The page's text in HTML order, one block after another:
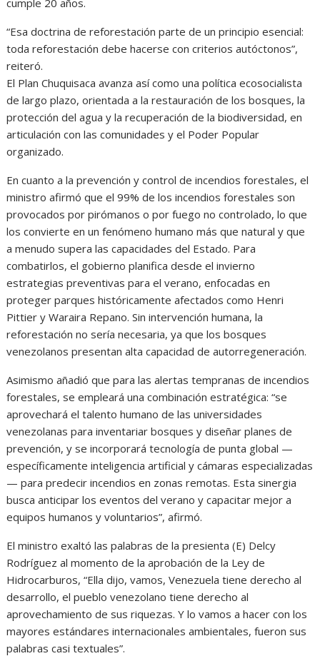
“Esa doctrina de reforestación parte de un principio esencial:
toda reforestación debe hacerse con criterios autóctonos”,
reiteró.
El Plan Chuquisaca avanza así como una política ecosocialista
de largo plazo, orientada a la restauración de los bosques, la
protección del agua y la recuperación de la biodiversidad, en
articulación con las comunidades y el Poder Popular
organizado.
En cuanto a la prevención y control de incendios forestales, el
ministro afirmó que el 99% de los incendios forestales son
provocados por pirómanos o por fuego no controlado, lo que
los convierte en un fenómeno humano más que natural y que
a menudo supera las capacidades del Estado. Para
combatirlos, el gobierno planifica desde el invierno
estrategias preventivas para el verano, enfocadas en
proteger parques históricamente afectados como Henri
Pittier y Waraira Repano. Sin intervención humana, la
reforestación no sería necesaria, ya que los bosques
venezolanos presentan alta capacidad de autorregeneración.
Asimismo añadió que para las alertas tempranas de incendios
forestales, se empleará una combinación estratégica: “se
aprovechará el talento humano de las universidades
venezolanas para inventariar bosques y diseñar planes de
prevención, y se incorporará tecnología de punta global —
específicamente inteligencia artificial y cámaras especializadas
— para predecir incendios en zonas remotas. Esta sinergia
busca anticipar los eventos del verano y capacitar mejor a
equipos humanos y voluntarios”, afirmó.
El ministro exaltó las palabras de la presienta (E) Delcy
Rodríguez al momento de la aprobación de la Ley de
Hidrocarburos, “Ella dijo, vamos, Venezuela tiene derecho al
desarrollo, el pueblo venezolano tiene derecho al
aprovechamiento de sus riquezas. Y lo vamos a hacer con los
mayores estándares internacionales ambientales, fueron sus
palabras casi textuales”.